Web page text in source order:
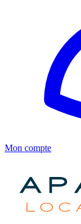
Mon compte